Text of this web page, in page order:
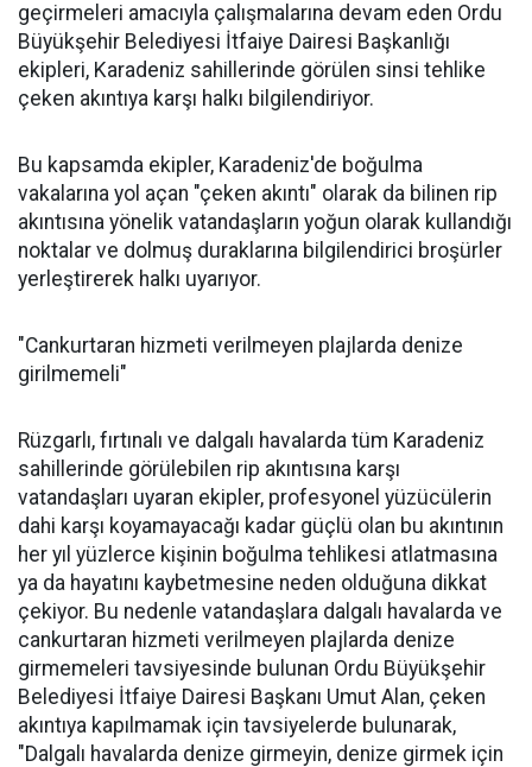
geçirmeleri amacıyla çalışmalarına devam eden Ordu
Büyükşehir Belediyesi İtfaiye Dairesi Başkanlığı
ekipleri, Karadeniz sahillerinde görülen sinsi tehlike
çeken akıntıya karşı halkı bilgilendiriyor.
Bu kapsamda ekipler, Karadeniz'de boğulma
vakalarına yol açan "çeken akıntı" olarak da bilinen rip
akıntısına yönelik vatandaşların yoğun olarak kullandığı
noktalar ve dolmuş duraklarına bilgilendirici broşürler
yerleştirerek halkı uyarıyor.
"Cankurtaran hizmeti verilmeyen plajlarda denize
girilmemeli"
Rüzgarlı, fırtınalı ve dalgalı havalarda tüm Karadeniz
sahillerinde görülebilen rip akıntısına karşı
vatandaşları uyaran ekipler, profesyonel yüzücülerin
dahi karşı koyamayacağı kadar güçlü olan bu akıntının
her yıl yüzlerce kişinin boğulma tehlikesi atlatmasına
ya da hayatını kaybetmesine neden olduğuna dikkat
çekiyor. Bu nedenle vatandaşlara dalgalı havalarda ve
cankurtaran hizmeti verilmeyen plajlarda denize
girmemeleri tavsiyesinde bulunan Ordu Büyükşehir
Belediyesi İtfaiye Dairesi Başkanı Umut Alan, çeken
akıntıya kapılmamak için tavsiyelerde bulunarak,
"Dalgalı havalarda denize girmeyin, denize girmek için